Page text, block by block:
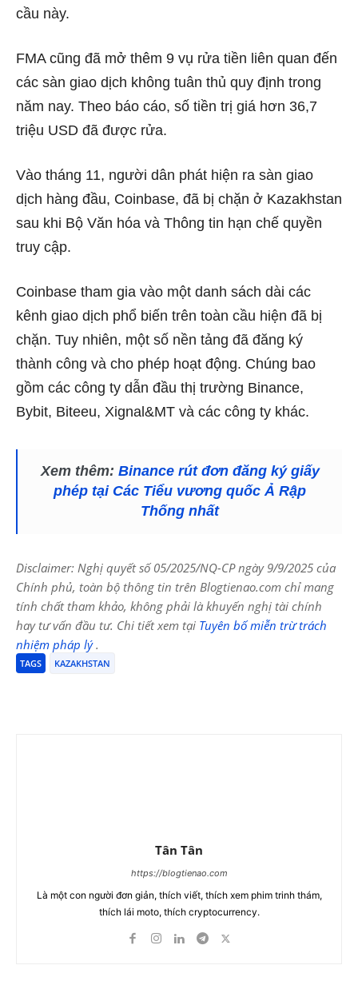
cầu này.
FMA cũng đã mở thêm 9 vụ rửa tiền liên quan đến
các sàn giao dịch không tuân thủ quy định trong
năm nay. Theo báo cáo, số tiền trị giá hơn 36,7
triệu USD đã được rửa.
Vào tháng 11, người dân phát hiện ra sàn giao
dịch hàng đầu, Coinbase, đã bị chặn ở Kazakhstan
sau khi Bộ Văn hóa và Thông tin hạn chế quyền
truy cập.
Coinbase tham gia vào một danh sách dài các
kênh giao dịch phổ biến trên toàn cầu hiện đã bị
chặn. Tuy nhiên, một số nền tảng đã đăng ký
thành công và cho phép hoạt động. Chúng bao
gồm các công ty dẫn đầu thị trường Binance,
Bybit, Biteeu, Xignal&MT và các công ty khác.
Xem thêm: Binance rút đơn đăng ký giấy
phép tại Các Tiểu vương quốc Ả Rập
Thống nhất
Disclaimer: Nghị quyết số 05/2025/NQ-CP ngày 9/9/2025 của
Chính phủ, toàn bộ thông tin trên Blogtienao.com chỉ mang
tính chất tham khảo, không phải là khuyến nghị tài chính
hay tư vấn đầu tư. Chi tiết xem tại Tuyên bố miễn trừ trách
nhiệm pháp lý.
TAGS KAZAKHSTAN
Tân Tân
https://blogtienao.com
Là một con người đơn giản, thích viết, thích xem phim trinh thám,
thích lái moto, thích cryptocurrency.